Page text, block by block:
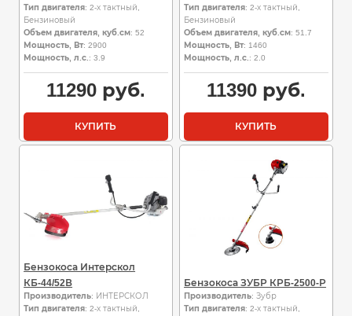
Тип двигателя: 2-х тактный,
Бензиновый
Объем двигателя, куб.см: 52
Мощность, Вт: 2900
Мощность, л.с. : 3.9
11290руб.
КУПИТЬ
Тип двигателя: 2-х тактный,
Бензиновый
Объем двигателя, куб.см: 51.7
Мощность, Вт: 1460
Мощность, л.с. : 2.0
11390руб.
КУПИТЬ
Бензокоса Интерскол
КБ-44/52В
Производитель: ИНТЕРСКОЛ
Тип двигателя: 2-х тактный,
Бензокоса ЗУБР КРБ-2500-Р
Производитель: Зубр
Тип двигателя: 2-х тактный,